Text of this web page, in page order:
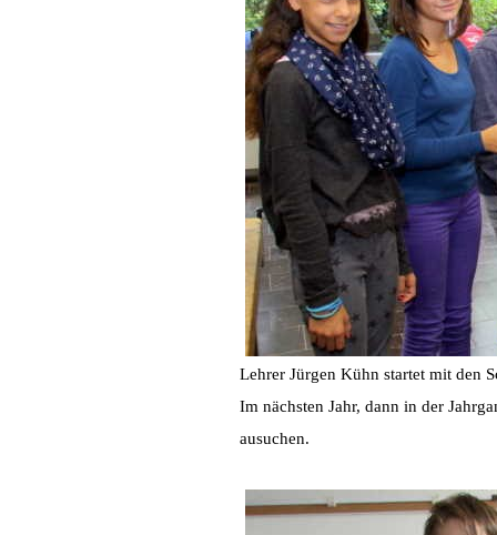
Lehrer Jürgen Kühn startet mit den
Im nächsten Jahr, dann in der
ausuchen.